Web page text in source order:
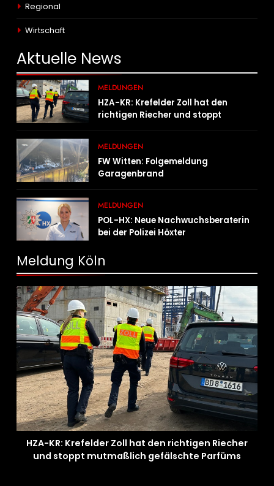
Regional
Wirtschaft
Aktuelle News
MELDUNGEN
HZA-KR: Krefelder Zoll hat den
richtigen Riecher und stoppt
MELDUNGEN
FW Witten: Folgemeldung
Garagenbrand
MELDUNGEN
POL-HX: Neue Nachwuchsberaterin
bei der Polizei Höxter
Meldung Köln
HZA-KR: Krefelder Zoll hat den richtigen Riecher
und stoppt mutmaßlich gefälschte Parfüms